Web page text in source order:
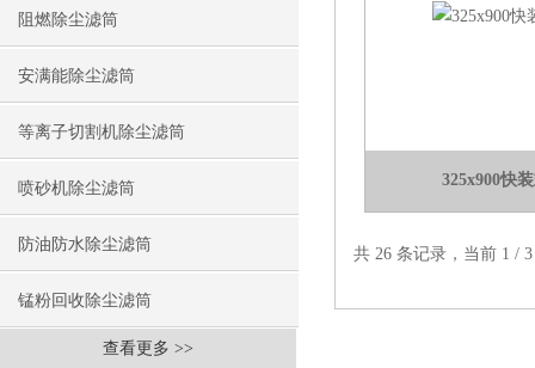
阻燃除尘滤筒
安满能除尘滤筒
等离子切割机除尘滤筒
喷砂机除尘滤筒
防油防水除尘滤筒
锰粉回收除尘滤筒
查看更多 >>
325x900快
共 26 条记录，当前 1